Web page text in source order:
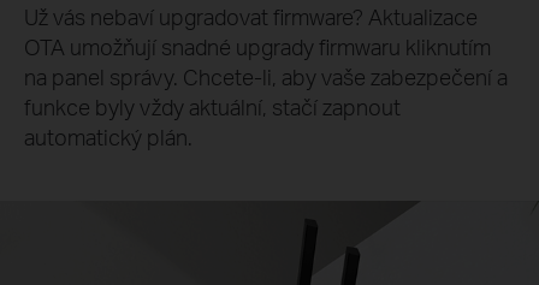
Už vás nebaví upgradovat firmware? Aktualizace
OTA umožňují snadné upgrady firmwaru kliknutím
na panel správy. Chcete-li, aby vaše zabezpečení a
funkce byly vždy aktuální, stačí zapnout
automatický plán.